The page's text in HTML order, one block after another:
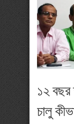
১২ বছর
চালু